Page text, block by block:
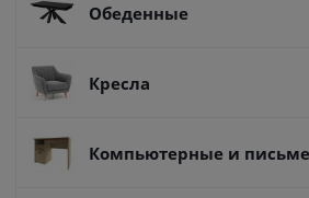
Обеденные
Кресла
Компьютерные и